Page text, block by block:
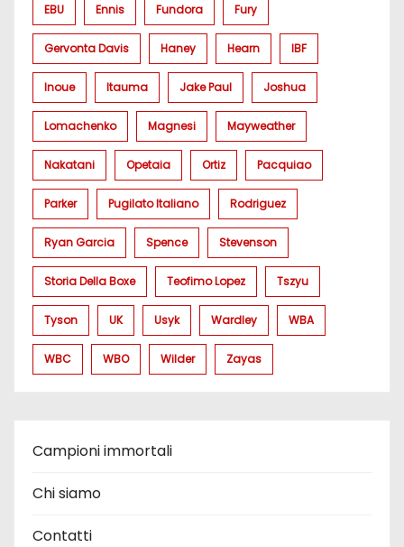
EBU Ennis Fundora Fury
Gervonta Davis Haney Hearn IBF
Inoue Itauma Jake Paul Joshua
Lomachenko Magnesi Mayweather
Nakatani Opetaia Ortiz Pacquiao
Parker Pugilato Italiano Rodriguez
Ryan Garcia Spence Stevenson
Storia Della Boxe Teofimo Lopez Tszyu
Tyson UK Usyk Wardley WBA
WBC WBO Wilder Zayas
Campioni immortali
Chi siamo
Contatti